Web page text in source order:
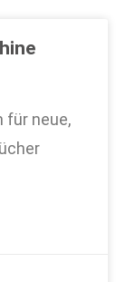
für neue,